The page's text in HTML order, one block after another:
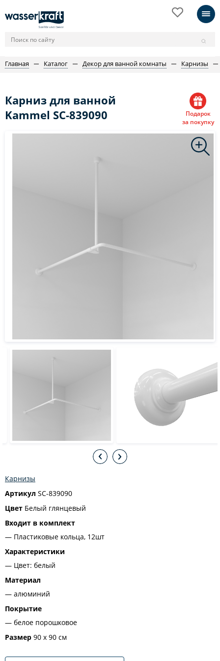
Главная Каталог Декор для ванной комнаты Карнизы
Карниз для ванной
Kammel SC-839090
Подарок
за покупку
Карнизы
Артикул SC-839090
Цвет Белый глянцевый
Входит в комплект
Пластиковые кольца, 12шт
Характеристики
Цвет: белый
Материал
алюминий
Покрытие
белое порошковое
Размер 90 x 90 см